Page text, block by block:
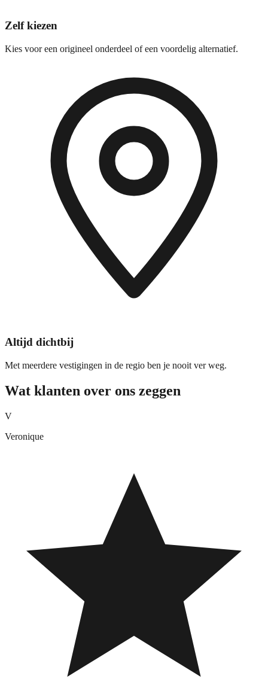
Zelf kiezen
Kies voor een origineel onderdeel of een voordelig alternatief.
Altijd dichtbij
Met meerdere vestigingen in de regio ben je nooit ver weg.
Wat klanten over ons zeggen
V
Veronique